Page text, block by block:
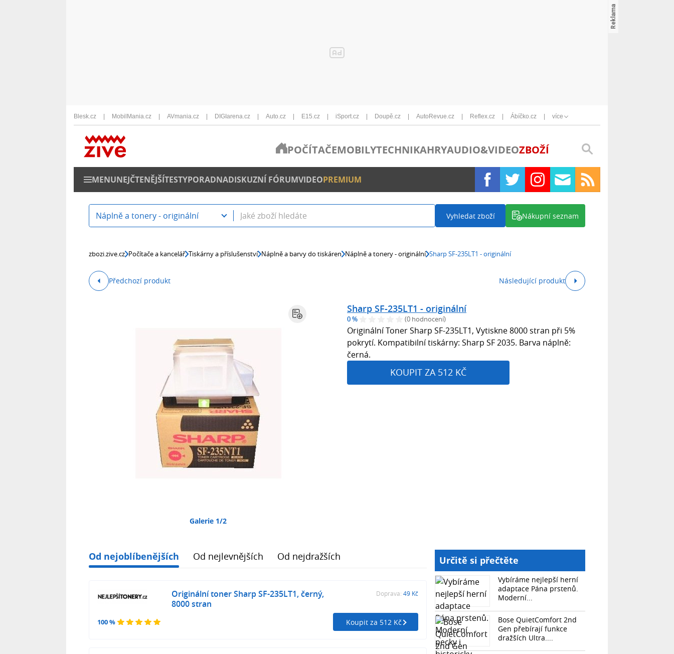
Blesk.cz MobilMania.cz AVmania.cz DIGIarena.cz Auto.cz E15.cz iSport.cz Doupě.cz AutoRevue.cz Reflex.cz Ábíčko.cz více
POČÍTAČEMOBILYTECHNIKAHRYAUDIO&VIDEOZBOŽÍ
MENUNEJČTENĚJŠÍTESTYPORADNADISKUZNÍ FÓRUMVIDEOPREMIUM
Náplně a tonery - originální Vyhledat zboží Nákupní seznam
zbozi.zive.cz Počítače a kancelář Tiskárny a příslušenství Náplně a barvy do tiskáren Náplně a tonery - originální Sharp SF-235LT1 - originální
Předchozí produkt Následující produkt
Galerie 1/2
Sharp SF-235LT1 - originální
0 % (0 hodnocení)
Originální Toner Sharp SF-235LT1, Vytiskne 8000 stran při 5%
pokrytí. Kompatibilní tiskárny: Sharp SF 2035. Barva náplně:
černá.
KOUPIT ZA 512 KČ
Od nejoblíbenějších Od nejlevnějších Od nejdražších
100 %
Originální toner Sharp SF-235LT1, černý,
8000 stran
Doprava: 49 Kč
Koupit za 512 Kč
Určitě si přečtěte
Vybíráme nejlepší herní
adaptace Pána prstenů.
Moderní...
Bose QuietComfort 2nd
Gen přebírají funkce
dražších Ultra....